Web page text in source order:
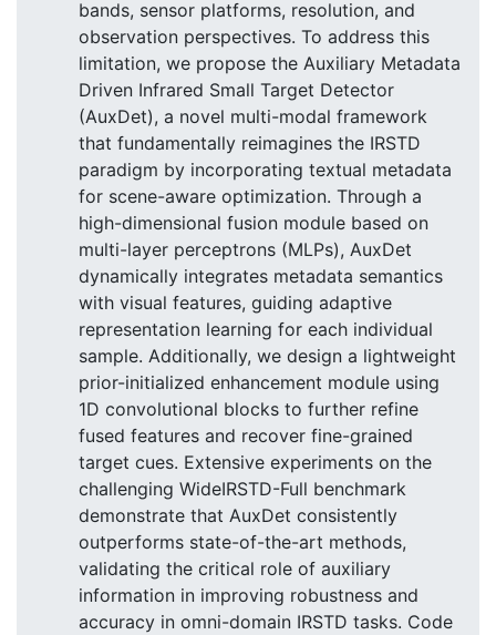
bands, sensor platforms, resolution, and
observation perspectives. To address this
limitation, we propose the Auxiliary Metadata
Driven Infrared Small Target Detector
(AuxDet), a novel multi-modal framework
that fundamentally reimagines the IRSTD
paradigm by incorporating textual metadata
for scene-aware optimization. Through a
high-dimensional fusion module based on
multi-layer perceptrons (MLPs), AuxDet
dynamically integrates metadata semantics
with visual features, guiding adaptive
representation learning for each individual
sample. Additionally, we design a lightweight
prior-initialized enhancement module using
1D convolutional blocks to further refine
fused features and recover fine-grained
target cues. Extensive experiments on the
challenging WideIRSTD-Full benchmark
demonstrate that AuxDet consistently
outperforms state-of-the-art methods,
validating the critical role of auxiliary
information in improving robustness and
accuracy in omni-domain IRSTD tasks. Code